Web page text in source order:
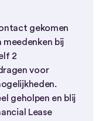
gekomen
meedenken bij
2
voor
geholpen en blij
Lease